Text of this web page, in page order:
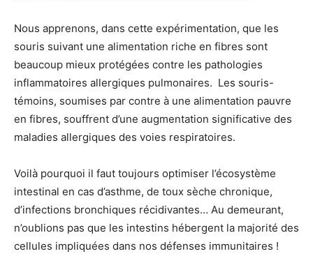
Nous apprenons, dans cette expérimentation, que les
souris suivant une alimentation riche en fibres sont
beaucoup mieux protégées contre les pathologies
inflammatoires allergiques pulmonaires. Les souris-
témoins, soumises par contre à une alimentation pauvre
en fibres, souffrent d’une augmentation significative des
maladies allergiques des voies respiratoires.
Voilà pourquoi il faut toujours optimiser l’écosystème
intestinal en cas d’asthme, de toux sèche chronique,
d’infections bronchiques récidivantes… Au demeurant,
n’oublions pas que les intestins hébergent la majorité des
cellules impliquées dans nos défenses immunitaires !